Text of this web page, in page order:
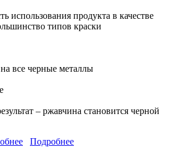
использования продукта в качестве
типов краски
все черные металлы
– ржавчина становится черной
Подробнее